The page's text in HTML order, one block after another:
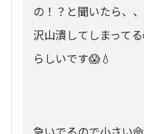
の！？と聞いたら、、
沢山潰してしまって
らしいです😱💧